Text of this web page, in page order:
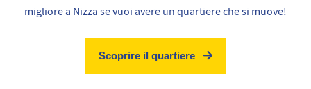
migliore a Nizza se vuoi avere un quartiere che si muove!
Scoprire il quartiere